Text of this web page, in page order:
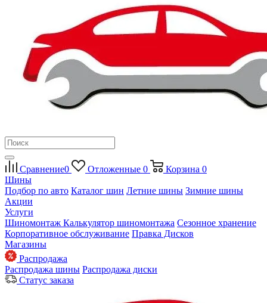
Сравнение0 Отложенные 0 Корзина 0
Шины
Подбор по авто Каталог шин Летние шины Зимние шины
Акции
Услуги
Шиномонтаж Калькулятор шиномонтажа Сезонное хранение
Корпоративное обслуживание Правка Дисков
Магазины
Распродажа
Распродажа шины Распродажа диски
Статус заказа